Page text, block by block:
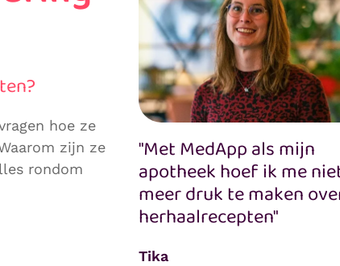
hoe ze
zijn ze
rondom
"Met MedApp als mijn
apotheek hoef ik me
meer druk te maken
herhaalrecepten"
Tika